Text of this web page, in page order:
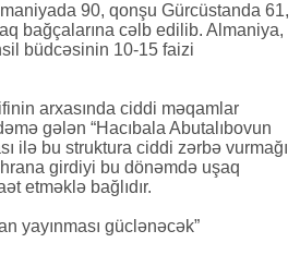
90, qonşu Gürcüstanda 61,
bağçalarına cəlb edilib. Almaniya,
büdcəsinin 10-15 faizi
arxasında ciddi məqamlar
gələn “Hacıbala Abutalıbovun
ilə bu struktura ciddi zərbə vurmağı
girdiyi bu dönəmdə uşaq
etməklə bağlıdır.
yayınması güclənəcək”